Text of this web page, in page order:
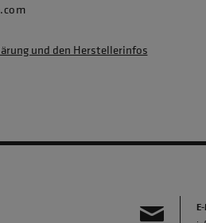
und den Herstellerinfos